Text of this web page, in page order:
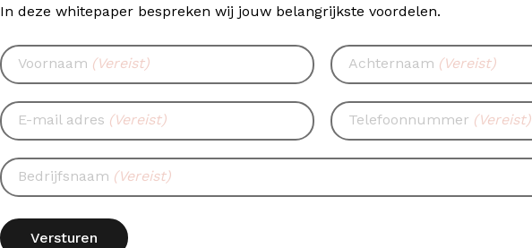
In deze whitepaper bespreken wij jouw belangrijkste voordelen.
Voornaam (Vereist) Achternaam (Vereist)
E-mail adres (Vereist) Telefoonnummer (Vereist)
Bedrijfsnaam (Vereist)